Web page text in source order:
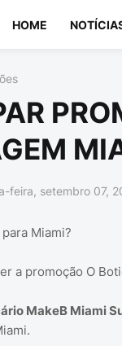
HOME
feira, setembro 07,
Miami?
a promoção O
MakeB Miami